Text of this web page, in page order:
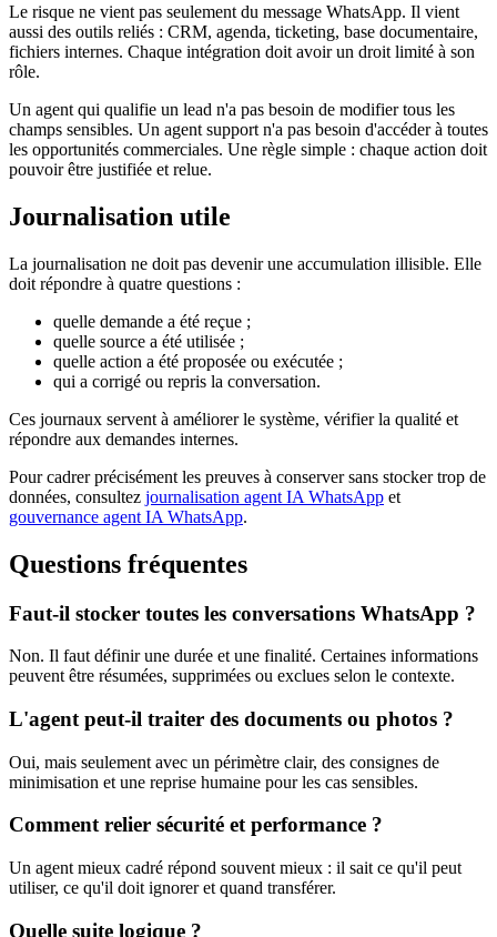
Le risque ne vient pas seulement du message WhatsApp. Il vient
aussi des outils reliés : CRM, agenda, ticketing, base documentaire,
fichiers internes. Chaque intégration doit avoir un droit limité à son
rôle.
Un agent qui qualifie un lead n'a pas besoin de modifier tous les
champs sensibles. Un agent support n'a pas besoin d'accéder à toutes
les opportunités commerciales. Une règle simple : chaque action doit
pouvoir être justifiée et relue.
Journalisation utile
La journalisation ne doit pas devenir une accumulation illisible. Elle
doit répondre à quatre questions :
quelle demande a été reçue ;
quelle source a été utilisée ;
quelle action a été proposée ou exécutée ;
qui a corrigé ou repris la conversation.
Ces journaux servent à améliorer le système, vérifier la qualité et
répondre aux demandes internes.
Pour cadrer précisément les preuves à conserver sans stocker trop de
données, consultez journalisation agent IA WhatsApp et
gouvernance agent IA WhatsApp.
Questions fréquentes
Faut-il stocker toutes les conversations WhatsApp ?
Non. Il faut définir une durée et une finalité. Certaines informations
peuvent être résumées, supprimées ou exclues selon le contexte.
L'agent peut-il traiter des documents ou photos ?
Oui, mais seulement avec un périmètre clair, des consignes de
minimisation et une reprise humaine pour les cas sensibles.
Comment relier sécurité et performance ?
Un agent mieux cadré répond souvent mieux : il sait ce qu'il peut
utiliser, ce qu'il doit ignorer et quand transférer.
Quelle suite logique ?